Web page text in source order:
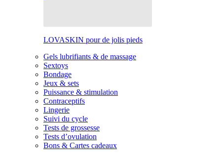
LOVASKIN pour de jolis pieds
Gels lubrifiants & de massage
Sextoys
Bondage
Jeux & sets
Puissance & stimulation
Contraceptifs
Lingerie
Suivi du cycle
Tests de grossesse
Tests d’ovulation
Bons & Cartes cadeaux